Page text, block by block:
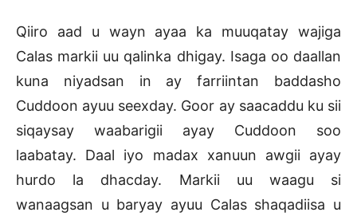
Qiiro aad u wayn ayaa ka muuqatay wajiga
Calas markii uu qalinka dhigay. Isaga oo daallan
kuna niyadsan in ay farriintan baddasho
Cuddoon ayuu seexday. Goor ay saacaddu ku sii
siqaysay waabarigii ayay Cuddoon soo
laabatay. Daal iyo madax xanuun awgii ayay
hurdo la dhacday. Markii uu waagu si
wanaagsan u baryay ayuu Calas shaqadiisa u